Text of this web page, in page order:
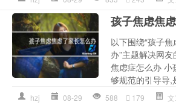
孩子焦虑焦
以下围绕“孩子
办”主题解决网
焦虑症怎么办 小
够规范的引导导,
hzj 08-29 588 179